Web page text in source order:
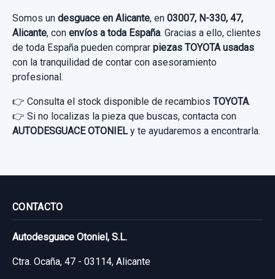
Somos un desguace en Alicante, en 03007, N-330, 47,
Alicante, con envíos a toda España. Gracias a ello, clientes
de toda España pueden comprar piezas TOYOTA usadas
con la tranquilidad de contar con asesoramiento
profesional.
👉 Consulta el stock disponible de recambios TOYOTA.
👉 Si no localizas la pieza que buscas, contacta con
AUTODESGUACE OTONIELy te ayudaremos a encontrarla.
CONTACTO
Autodesguace Otoniel, S.L.
Ctra. Ocaña, 47 - 03114, Alicante